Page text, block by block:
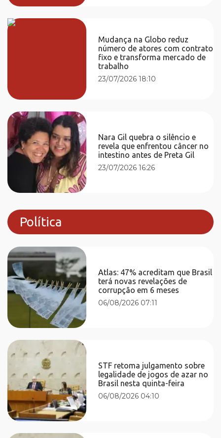
Mudança na Globo reduz
número de atores com contrato
fixo e transforma mercado de
trabalho
23/07/2026 18:10
Nara Gil quebra o silêncio e
revela que enfrentou câncer no
intestino antes de Preta Gil
23/07/2026 16:26
Política
Atlas: 47% acreditam que Brasil
terá novas revelações de
corrupção em 6 meses
06/08/2026 07:11
STF retoma julgamento sobre
legalidade de jogos de azar no
Brasil nesta quinta-feira
06/08/2026 04:10